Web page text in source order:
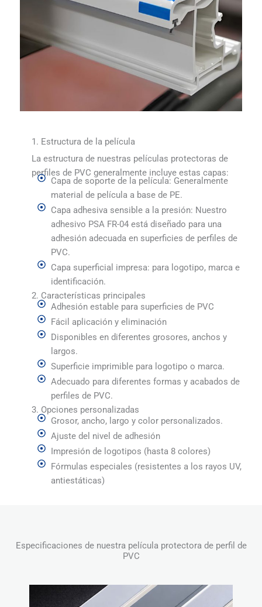
1. Estructura de la película
La estructura de nuestras películas protectoras de
perfiles de PVC generalmente incluye estas capas:
Capa de soporte de la película: Generalmente
material de película a base de PE.
Capa adhesiva sensible a la presión: Nuestro
adhesivo PSA FR-04 está diseñado para una
adhesión adecuada en superficies de perfiles de
PVC.
Capa superficial impresa: para logotipo, marca e
identificación.
2. Características principales
Adhesión estable para superficies de PVC
Fácil aplicación y eliminación
Disponibles en diferentes grosores, anchos y
largos.
Superficie imprimible para logotipo o marca.
Adecuado para diferentes formas y acabados de
perfiles de PVC.
3. Opciones personalizadas
Grosor, ancho, largo y color personalizados.
Ajuste del nivel de adhesión
Impresión de logotipos (hasta 8 colores)
Fórmulas especiales (resistentes a los rayos UV,
antiestáticas)
Especificaciones de nuestra película protectora de perfil de
PVC